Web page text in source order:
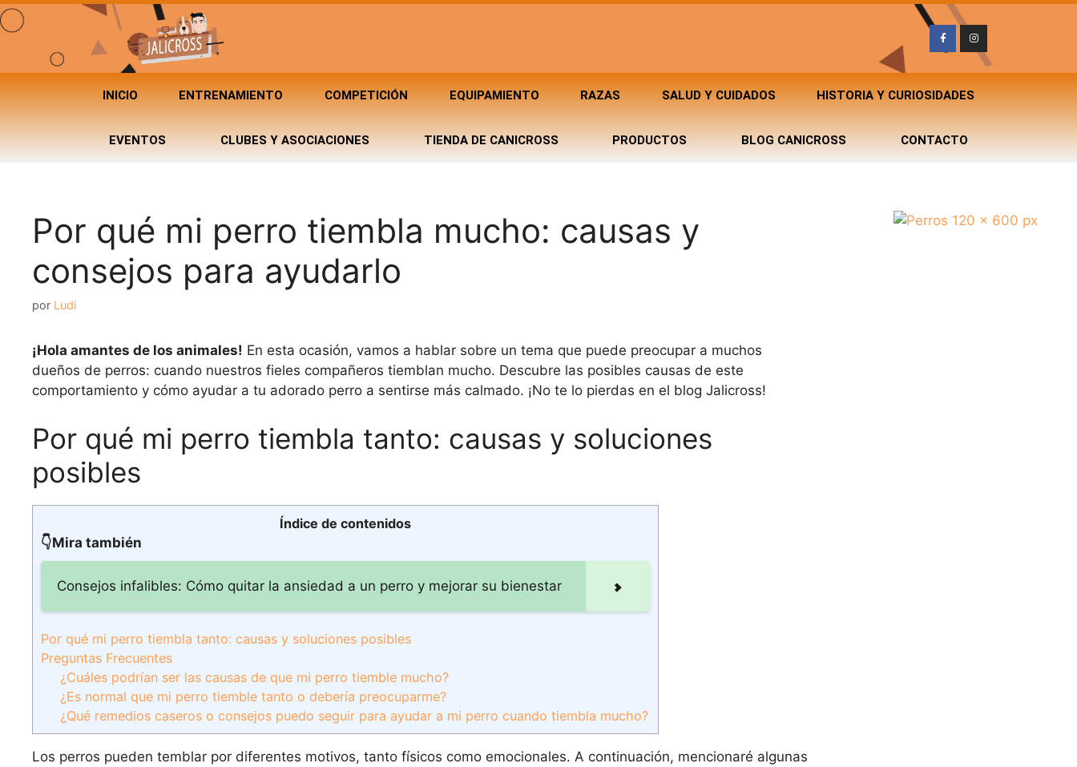
INICIO ENTRENAMIENTO COMPETICIÓN EQUIPAMIENTO RAZAS SALUD Y CUIDADOS HISTORIA Y CURIOSIDADES
EVENTOS CLUBES Y ASOCIACIONES TIENDA DE CANICROSS PRODUCTOS BLOG CANICROSS CONTACTO
Por qué mi perro tiembla mucho: causas y
consejos para ayudarlo
por Ludi
¡Hola amantes de los animales! En esta ocasión, vamos a hablar sobre un tema que puede preocupar a muchos
dueños de perros: cuando nuestros fieles compañeros tiemblan mucho. Descubre las posibles causas de este
comportamiento y cómo ayudar a tu adorado perro a sentirse más calmado. ¡No te lo pierdas en el blog Jalicross!
Por qué mi perro tiembla tanto: causas y soluciones
posibles
Índice de contenidos
👇Mira también
Consejos infalibles: Cómo quitar la ansiedad a un perro y mejorar su bienestar
Por qué mi perro tiembla tanto: causas y soluciones posibles
Preguntas Frecuentes
¿Cuáles podrían ser las causas de que mi perro tiemble mucho?
¿Es normal que mi perro tiemble tanto o debería preocuparme?
¿Qué remedios caseros o consejos puedo seguir para ayudar a mi perro cuando tiembla mucho?
Los perros pueden temblar por diferentes motivos, tanto físicos como emocionales. A continuación, mencionaré algunas